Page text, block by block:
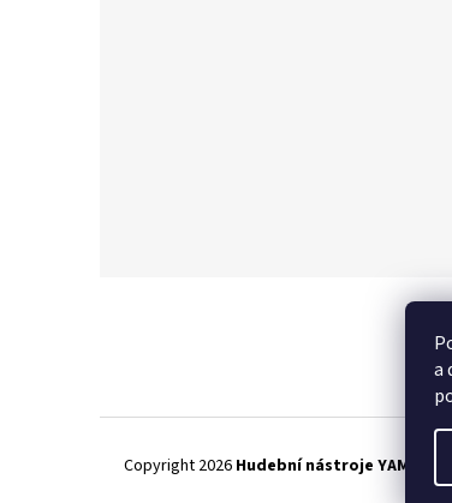
a
Copyright 2026 Hudební nástroje